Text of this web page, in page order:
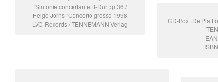
“Sinfonie concertante B-Dur op.36 /
Helge Jörns ”Concerto grosso 1998
LVC-Records / TENNEMANN Verlag
CD-Box „De